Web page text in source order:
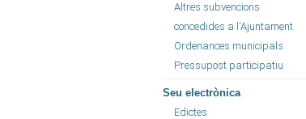
Altres subvencions
concedides a l'Ajuntament
Ordenances municipals
Pressupost participatiu
Seu electrònica
Edictes